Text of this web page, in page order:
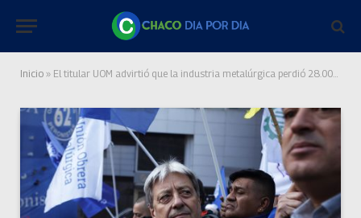
Inicio » El titular UOM advirtió que la industria metalúrgica perdió 28.000 puestos de trabajo y adelantó un paro como “medida principal”